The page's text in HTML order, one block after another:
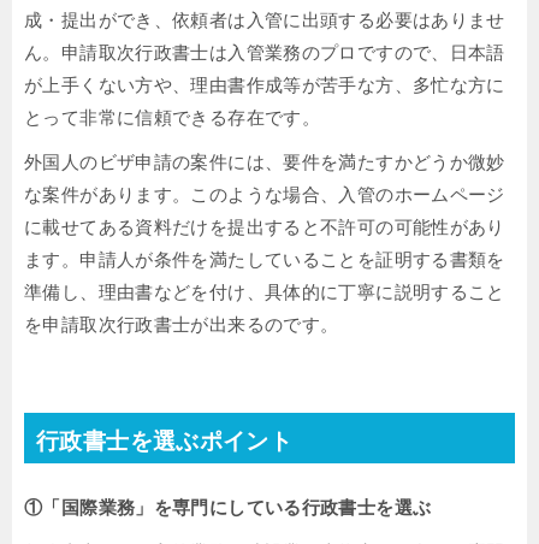
成・提出ができ、依頼者は入管に出頭する必要はありませ
ん。申請取次行政書士は入管業務のプロですので、日本語
が上手くない方や、理由書作成等が苦手な方、多忙な方に
とって非常に信頼できる存在です。
外国人のビザ申請の案件には、要件を満たすかどうか微妙
な案件があります。このような場合、入管のホームページ
に載せてある資料だけを提出すると不許可の可能性があり
ます。申請人が条件を満たしていることを証明する書類を
準備し、理由書などを付け、具体的に丁寧に説明すること
を申請取次行政書士が出来るのです。
行政書士を選ぶポイント
①「国際業務」を専門にしている行政書士を選ぶ